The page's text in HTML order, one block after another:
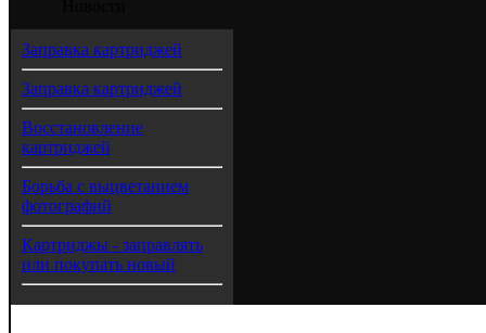
Заправка картриджей
Заправка картриджей
Восстановление
картриджей
Борьба с выцветанием
фотографий
Картриджы - заправлять
или покупать новый